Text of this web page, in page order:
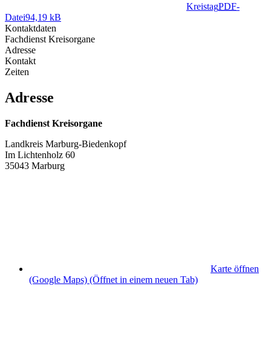
KreistagPDF-
Datei94,19 kB
Kontaktdaten
Fachdienst Kreisorgane
Adresse
Kontakt
Zeiten
Adresse
Fachdienst Kreisorgane
Landkreis Marburg-Biedenkopf
Im Lichtenholz 60
35043 Marburg
Karte öffnen
(Google Maps) (Öffnet in einem neuen Tab)